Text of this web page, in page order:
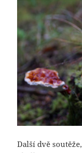
Další dvě soutěže,